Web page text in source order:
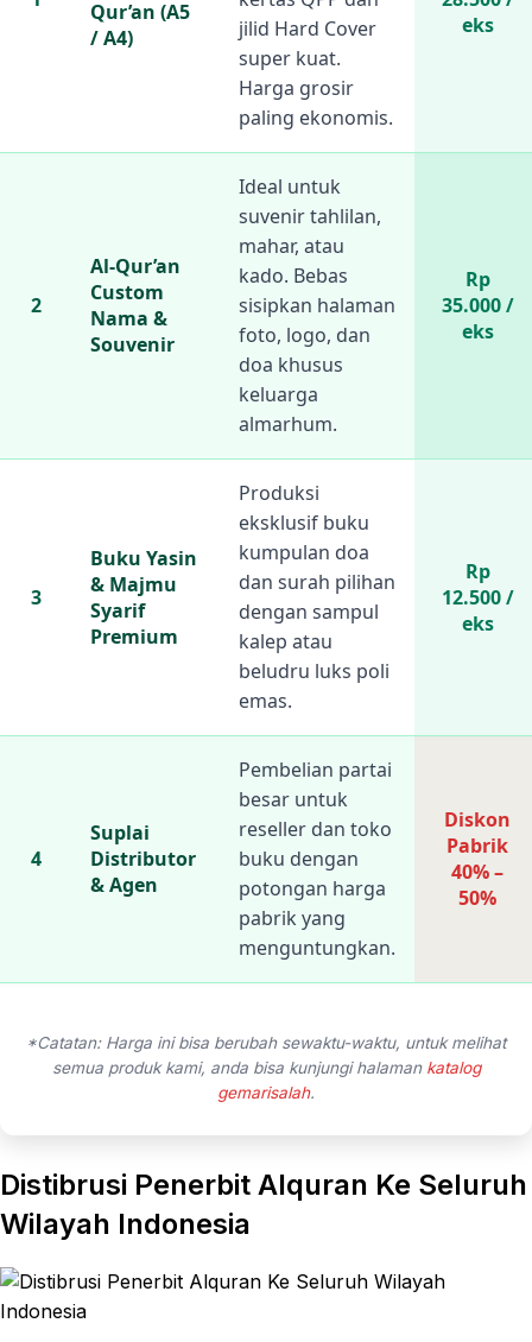
Qur’an (A5
/ A4)
jilid Hard Cover
super kuat.
Harga grosir
paling ekonomis.
eks
2
Al-Qur’an
Custom
Nama &
Souvenir
Ideal untuk
suvenir tahlilan,
mahar, atau
kado. Bebas
sisipkan halaman
foto, logo, dan
doa khusus
keluarga
almarhum.
Rp
35.000 /
eks
3
Buku Yasin
& Majmu
Syarif
Premium
Produksi
eksklusif buku
kumpulan doa
dan surah pilihan
dengan sampul
kalep atau
beludru luks poli
emas.
Rp
12.500 /
eks
4
Suplai
Distributor
& Agen
Pembelian partai
besar untuk
reseller dan toko
buku dengan
potongan harga
pabrik yang
menguntungkan.
Diskon
Pabrik
40% –
50%
*Catatan: Harga ini bisa berubah sewaktu-waktu, untuk melihat
semua produk kami, anda bisa kunjungi halaman katalog
gemarisalah.
Distibrusi Penerbit Alquran Ke Seluruh
Wilayah Indonesia